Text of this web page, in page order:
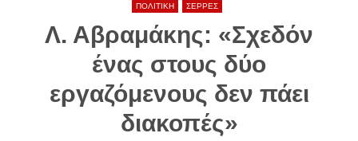
ΠΟΛΙΤΙΚΗ ΣΕΡΡΕΣ
Λ. Αβραμάκης: «Σχεδόν
ένας στους δύο
εργαζόμενους δεν πάει
διακοπές»